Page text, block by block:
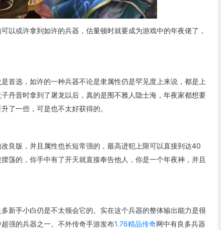
以或许拿到如许的兵器，估量顿时就要成为游戏中的年夜佬了，
首选，如许的一种兵器不论是隶属性仍是罕见度上来说，都是上
丹昔时拿到了屠龙以后，真的是围不雅人隐士海，年夜家都想要
了一些，可是也不太好获得的。
良版，并且属性也长短常强的，最高进犯上限可以直接到达40
荡的，你手中有了开天就直接奉告他人，你是一个年夜神，并且
新手小白仍是不太领会它的。实在这个兵器的整体输出能力是很
强的兵器之一。不外传奇手游发布1.76精品传奇网中有良多兵器